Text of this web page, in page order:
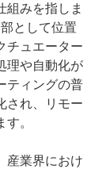
組みを指しま
として位置
チュエーター
理や自動化が
ティングの普
され、リモー
。
産業界におけ